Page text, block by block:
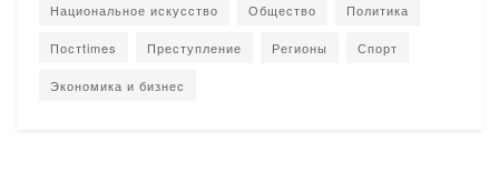
Национальное искусство Общество Политика
Постtimes Преступление Регионы Спорт
Экономика и бизнес